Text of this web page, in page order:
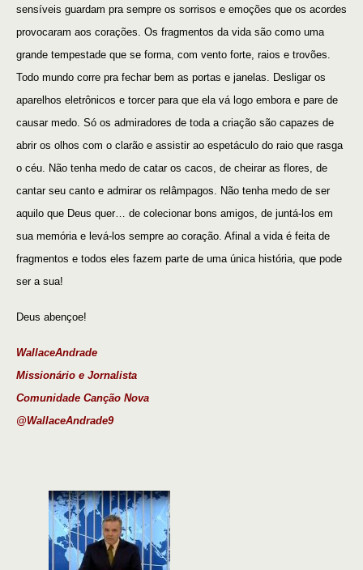
sensíveis guardam pra sempre os sorrisos e emoções que os acordes
provocaram aos corações. Os fragmentos da vida são como uma
grande tempestade que se forma, com vento forte, raios e trovões.
Todo mundo corre pra fechar bem as portas e janelas. Desligar os
aparelhos eletrônicos e torcer para que ela vá logo embora e pare de
causar medo. Só os admiradores de toda a criação são capazes de
abrir os olhos com o clarão e assistir ao espetáculo do raio que rasga
o céu. Não tenha medo de catar os cacos, de cheirar as flores, de
cantar seu canto e admirar os relâmpagos. Não tenha medo de ser
aquilo que Deus quer… de colecionar bons amigos, de juntá-los em
sua memória e levá-los sempre ao coração. Afinal a vida é feita de
fragmentos e todos eles fazem parte de uma única história, que pode
ser a sua!
Deus abençoe!
WallaceAndrade
Missionário e Jornalista
Comunidade Canção Nova
@WallaceAndrade9